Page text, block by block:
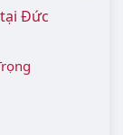
Đức